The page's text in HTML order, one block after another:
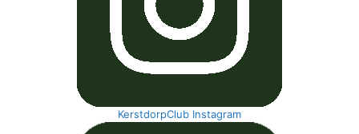
KerstdorpClub Instagram